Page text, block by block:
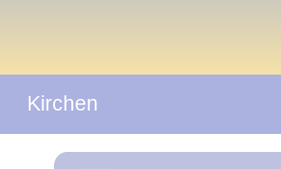
Start
Angebote
Kirchen